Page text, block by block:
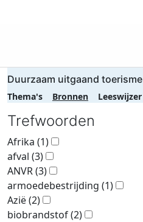
Duurzaam uitgaand toerisme
Thema's Bronnen Leeswijzer
Trefwoorden
Afrika (1)
afval (3)
ANVR(3)
armoedebestrijding (1)
Azië(2)
biobrandstof(2)